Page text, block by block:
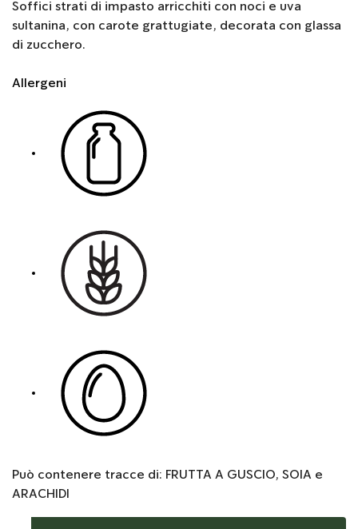
Soffici strati di impasto arricchiti con noci e uva
sultanina, con carote grattugiate, decorata con glassa
di zucchero.
Allergeni
Può contenere tracce di: FRUTTA A GUSCIO, SOIA e
ARACHIDI